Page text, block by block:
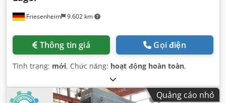
Friesenheim 9.602 km
Thông tin giá Gọi điện
Tình trạng: mới, Chức năng: hoạt động hoàn toàn,
Quảng cáo nhỏ